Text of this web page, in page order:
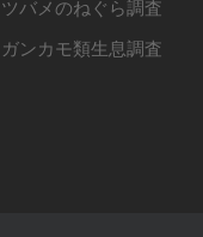
ツバメのねぐら調査
ガンカモ類生息調査